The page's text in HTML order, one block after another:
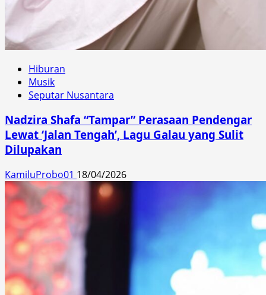
Hiburan
Musik
Seputar Nusantara
Nadzira Shafa “Tampar” Perasaan Pendengar
Lewat ‘Jalan Tengah’, Lagu Galau yang Sulit
Dilupakan
KamiluProbo01 18/04/2026